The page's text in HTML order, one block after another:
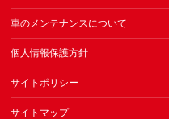
車のメンテナンスについて
個人情報保護方針
サイトポリシー
サイトマップ